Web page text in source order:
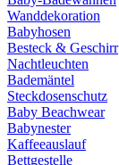
Wanddekoration
Babyhosen
Besteck & Geschirr
Nachtleuchten
Bademäntel
Steckdosenschutz
Baby Beachwear
Babynester
Kaffeeauslauf
Bettgestelle